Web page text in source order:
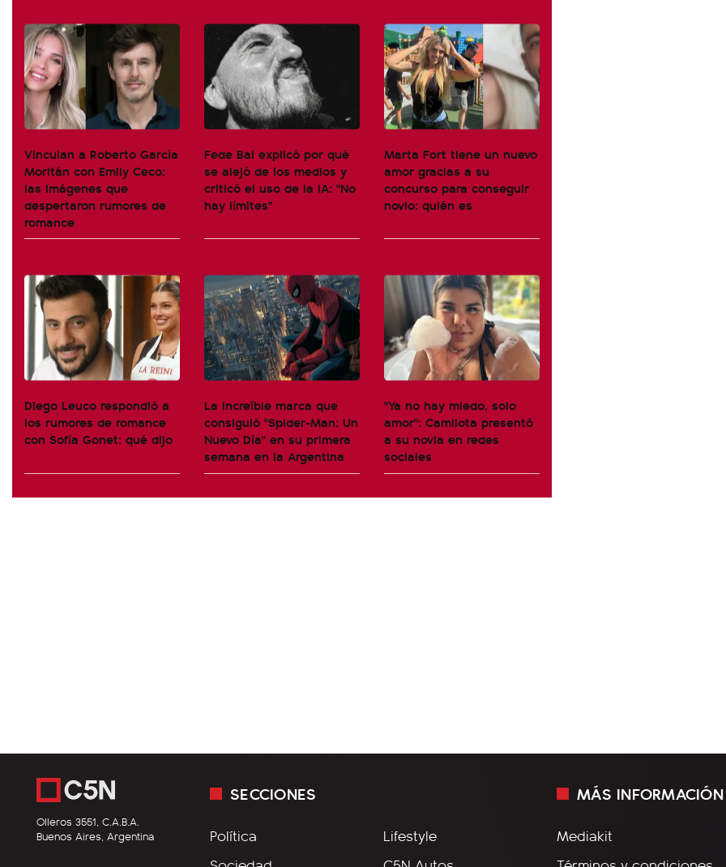
Vinculan a Roberto García
Moritán con Emily Ceco:
las imágenes que
despertaron rumores de
romance
Fede Bal explicó por qué
se alejó de los medios y
criticó el uso de la IA: "No
hay límites"
Marta Fort tiene un nuevo
amor gracias a su
concurso para conseguir
novio: quién es
Diego Leuco respondió a
los rumores de romance
con Sofía Gonet: qué dijo
La increíble marca que
consiguió "Spider-Man: Un
Nuevo Día" en su primera
semana en la Argentina
"Ya no hay miedo, solo
amor": Camilota presentó
a su novia en redes
sociales
Olleros 3551, C.A.B.A.
Buenos Aires, Argentina
SECCIONES
Política
Lifestyle
MÁS INFORMACIÓN
Mediakit